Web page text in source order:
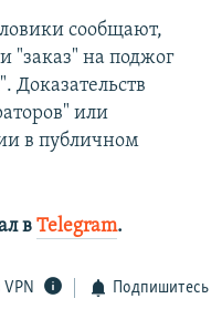
сообщают,
"заказ" на поджог
Доказательств
или
в публичном
в Telegram.
VPN Подпишитесь